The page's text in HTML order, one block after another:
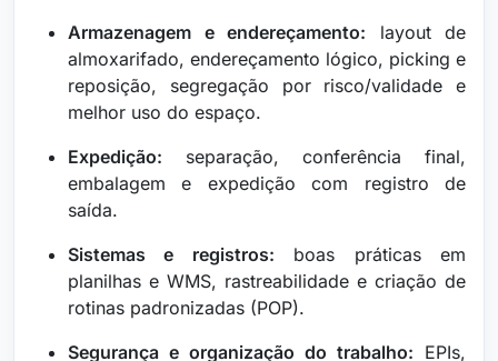
Armazenagem e endereçamento: layout de
almoxarifado, endereçamento lógico, picking e
reposição, segregação por risco/validade e
melhor uso do espaço.
Expedição: separação, conferência final,
embalagem e expedição com registro de
saída.
Sistemas e registros: boas práticas em
planilhas e WMS, rastreabilidade e criação de
rotinas padronizadas (POP).
Segurança e organização do trabalho: EPIs,